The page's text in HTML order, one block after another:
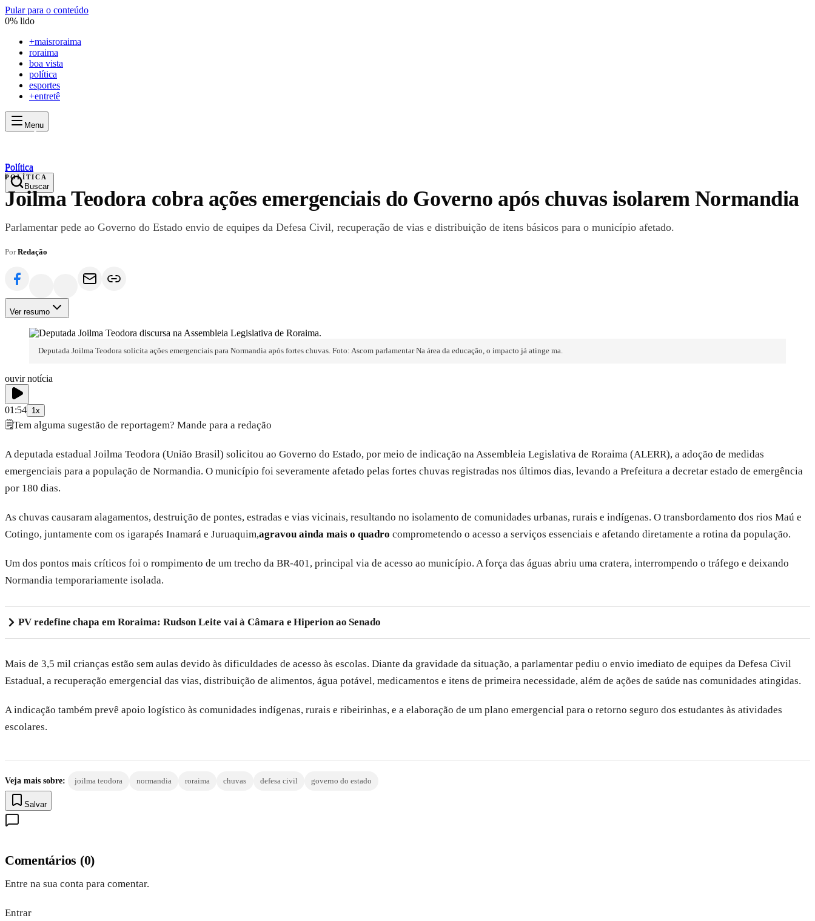
Pular para o conteúdo
0% lido
+maisroraima
roraima
boa vista
política
esportes
+entretê
Menu
maisroraima
Política
Buscar
Política
POLÍTICA
Joilma Teodora cobra ações emergenciais do Governo após chuvas isolarem Normandia
Parlamentar pede ao Governo do Estado envio de equipes da Defesa Civil, recuperação de vias e distribuição de itens básicos para o município afetado.
PorRedação
Ver resumo
Deputada Joilma Teodora solicita ações emergenciais para Normandia após fortes chuvas. Foto: Ascom parlamentar Na área da educação, o impacto já atinge ma.
ouvir notícia
01:54 1x
🗒️Tem alguma sugestão de reportagem? Mande para a redação
A deputada estadual Joilma Teodora (União Brasil) solicitou ao Governo do Estado, por meio de indicação na Assembleia Legislativa de Roraima (ALERR), a adoção de medidas
emergenciais para a população de Normandia. O município foi severamente afetado pelas fortes chuvas registradas nos últimos dias, levando a Prefeitura a decretar estado de emergência
por 180 dias.
As chuvas causaram alagamentos, destruição de pontes, estradas e vias vicinais, resultando no isolamento de comunidades urbanas, rurais e indígenas. O transbordamento dos rios Maú e
Cotingo, juntamente com os igarapés Inamará e Juruaquim,agravou ainda mais o quadro comprometendo o acesso a serviços essenciais e afetando diretamente a rotina da população.
Um dos pontos mais críticos foi o rompimento de um trecho da BR-401, principal via de acesso ao município. A força das águas abriu uma cratera, interrompendo o tráfego e deixando
Normandia temporariamente isolada.
PV redefine chapa em Roraima: Rudson Leite vai à Câmara e Hiperion ao Senado
Mais de 3,5 mil crianças estão sem aulas devido às dificuldades de acesso às escolas. Diante da gravidade da situação, a parlamentar pediu o envio imediato de equipes da Defesa Civil
Estadual, a recuperação emergencial das vias, distribuição de alimentos, água potável, medicamentos e itens de primeira necessidade, além de ações de saúde nas comunidades atingidas.
A indicação também prevê apoio logístico às comunidades indígenas, rurais e ribeirinhas, e a elaboração de um plano emergencial para o retorno seguro dos estudantes às atividades
escolares.
Veja mais sobre: joilma teodora normandia roraima chuvas defesa civil governo do estado
Salvar
Comentários (0)
Entre na sua conta para comentar.
Entrar